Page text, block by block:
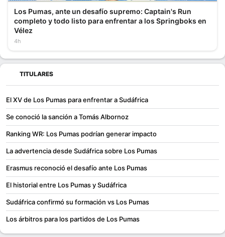
Los Pumas, ante un desafío supremo: Captain's Run
completo y todo listo para enfrentar a los Springboks en
Vélez
4h
TITULARES
El XV de Los Pumas para enfrentar a Sudáfrica
Se conoció la sanción a Tomás Albornoz
Ranking WR: Los Pumas podrían generar impacto
La advertencia desde Sudáfrica sobre Los Pumas
Erasmus reconoció el desafío ante Los Pumas
El historial entre Los Pumas y Sudáfrica
Sudáfrica confirmó su formación vs Los Pumas
Los árbitros para los partidos de Los Pumas